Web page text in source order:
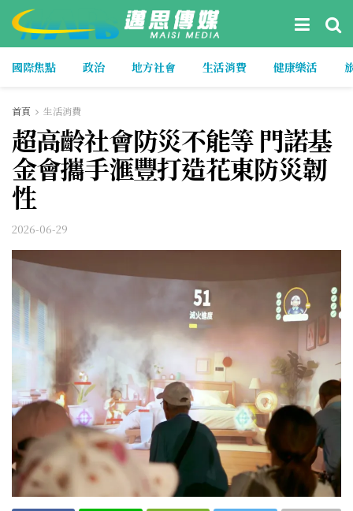
國際焦點 政治 地方社會 生活消費 健康樂活
首頁 生活消費
超高齡社會防災不能等 門諾基
金會攜手滙豐打造花東防災韌
性
2026-06-29